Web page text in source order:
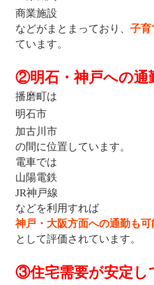
商業施設
などがまとまっており、子育
ています。
②明石・神戸への通
播磨町は
明石市
加古川市
の間に位置しています。
電車では
山陽電鉄
JR神戸線
などを利用すれば
神戸・大阪方面への通勤も
として評価されています。
③住宅需要が安定し